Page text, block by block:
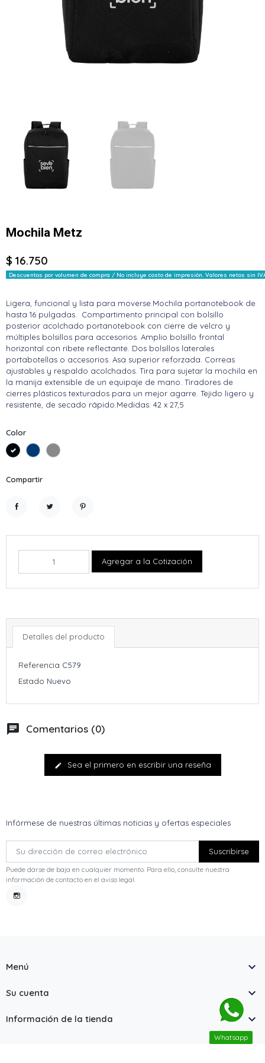
Mochila Metz
$ 16.750
Descuentos por volumen de compra / No incluye costo de impresión. Valores netos sin
Ligera, funcional y lista para moverse.Mochila portanotebook de
hasta 16 pulgadas. Compartimento principal con bolsillo
posterior acolchado portanotebook con cierre de velcro y
múltiples bolsillos para accesorios. Amplio bolsillo frontal
horizontal con ribete reflectante. Dos bolsillos laterales
portabotellas o accesorios. Asa superior reforzada. Correas
ajustables y respaldo acolchados. Tira para sujetar la mochila en
la manija extensible de un equipaje de mano. Tiradores de
cierres plásticos texturados para un mejor agarre. Tejido ligero y
resistente, de secado rápido.Medidas: 42 x 27,5
Color
NegroAzul Gris claro
Compartir
Agregar a la Cotización
Detalles del producto
Referencia C579
Estado Nuevo
chat Comentarios (0)
edit Sea el primero en escribir una reseña
Infórmese de nuestras últimas noticias y ofertas especiales
Puede darse de baja en cualquier momento. Para ello, consulte nuestra
información de contacto en el aviso legal.
Menú 
Su cuenta 
Información de la tienda 
Whatsapp